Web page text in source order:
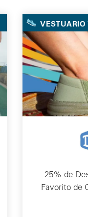
VESTUARIO
25% de
Favorito de